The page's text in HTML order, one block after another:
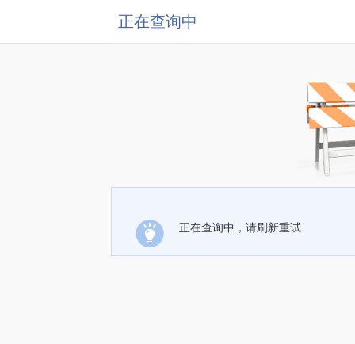
正在查询中
正在查询中，请刷新重试